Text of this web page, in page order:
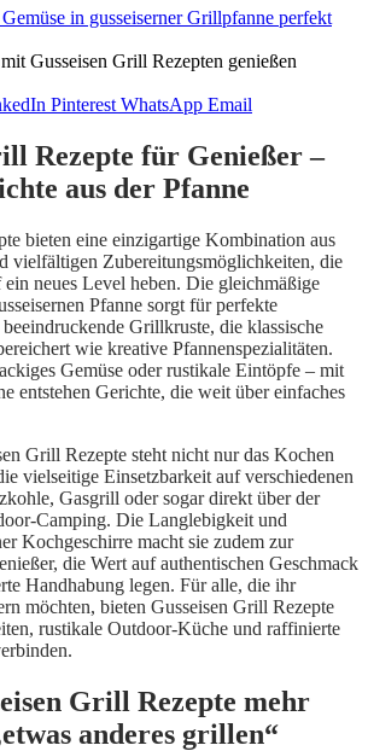
Gusseisen Grill Rezepten genießen
Pinterest WhatsApp Email
Rezepte für Genießer –
aus der Pfanne
bieten eine einzigartige Kombination aus
vielfältigen Zubereitungsmöglichkeiten, die
neues Level heben. Die gleichmäßige
Pfanne sorgt für perfekte
Grillkruste, die klassische
wie kreative Pfannenspezialitäten.
Gemüse oder rustikale Eintöpfe – mit
entstehen Gerichte, die weit über einfaches
Grill Rezepte steht nicht nur das Kochen
vielseitige Einsetzbarkeit auf verschiedenen
Gasgrill oder sogar direkt über der
Camping. Die Langlebigkeit und
Kochgeschirre macht sie zudem zur
die Wert auf authentischen Geschmack
Handhabung legen. Für alle, die ihr
möchten, bieten Gusseisen Grill Rezepte
rustikale Outdoor-Küche und raffinierte
Grill Rezepte mehr
anderes grillen“